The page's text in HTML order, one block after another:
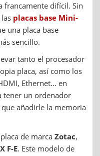
francamente difícil. Sin
placas base Mini-
una placa base
sencillo.
tanto el procesador
placa, así como los
Ethernet… en
tener un ordenador
añadirle la memoria
de marca Zotac,
F-E. Este modelo de